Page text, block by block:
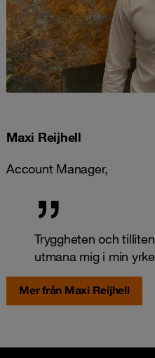
Maxi Reijhell
Account Manager,
Tryggheten och
utmana mig i min
Mer från Maxi Reijhell